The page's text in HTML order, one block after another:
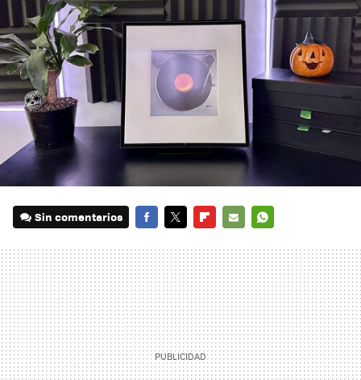
Sin comentarios
MAIL